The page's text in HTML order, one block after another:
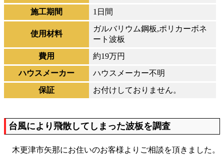
施工期間
1日間
使用材料
ガルバリウム鋼板,ポリカーボネ
ート波板
費用
約19万円
ハウスメーカー
ハウスメーカー不明
保証
お付けしておりません。
台風により飛散してしまった波板を調査
木更津市矢那にお住いのお客様よりご相談を頂きました。